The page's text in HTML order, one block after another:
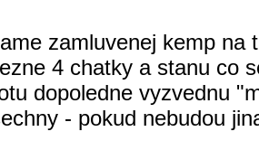
zamluvenej kemp
4 chatky a stanu co
dopoledne vyzvednu
- pokud nebudou